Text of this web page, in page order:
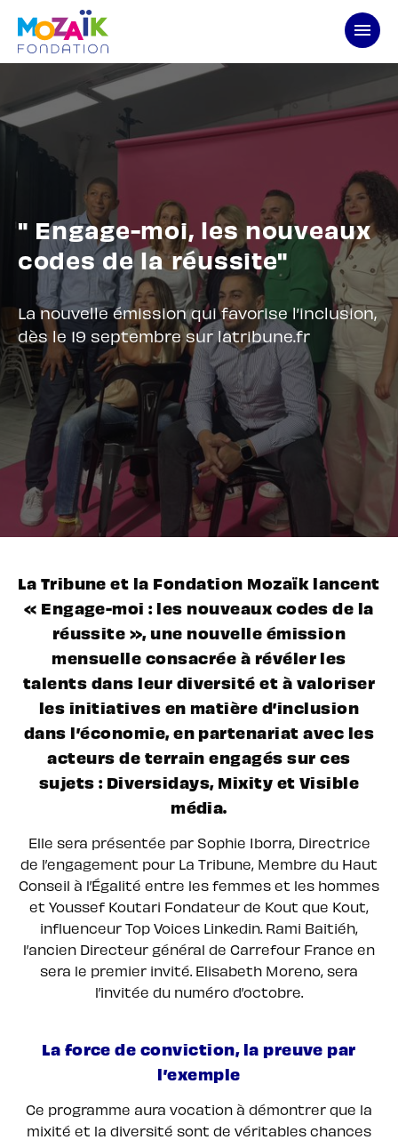
contenu
" Engage-moi, les nouveaux
codes de la réussite"
La nouvelle émission qui favorise l’inclusion,
dès le 19 septembre sur latribune.fr
La Tribune et la Fondation Mozaïk lancent
« Engage-moi : les nouveaux codes de la
réussite », une nouvelle émission
mensuelle consacrée à révéler les
talents dans leur diversité et à valoriser
les initiatives en matière d’inclusion
dans l’économie, en partenariat avec les
acteurs de terrain engagés sur ces
sujets : Diversidays, Mixity et Visible
média.
Elle sera présentée par Sophie Iborra, Directrice
de l’engagement pour La Tribune, Membre du Haut
Conseil à l’Égalité entre les femmes et les hommes
et Youssef Koutari Fondateur de Kout que Kout,
influenceur Top Voices Linkedin. Rami Baitiéh,
l’ancien Directeur général de Carrefour France en
sera le premier invité. Elisabeth Moreno, sera
l’invitée du numéro d’octobre.
La force de conviction, la preuve par
l’exemple
Ce programme aura vocation à démontrer que la
mixité et la diversité sont de véritables chances